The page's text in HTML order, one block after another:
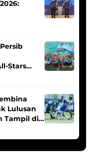
Stars
Lulusan
Tampil di